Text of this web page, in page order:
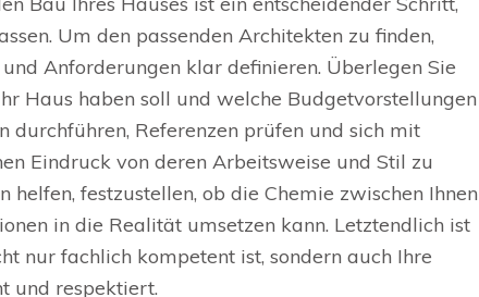
Um den passenden Architekten zu finden,
Anforderungen klar definieren. Überlegen Sie
Haus haben soll und welche Budgetvorstellungen
durchführen, Referenzen prüfen und sich mit
Eindruck von deren Arbeitsweise und Stil zu
helfen, festzustellen, ob die Chemie zwischen Ihnen
in die Realität umsetzen kann. Letztendlich ist
nur fachlich kompetent ist, sondern auch Ihre
und respektiert.